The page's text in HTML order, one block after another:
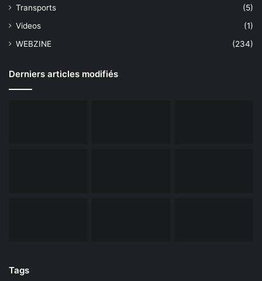
Transports
(5)
Videos
(1)
WEBZINE
(234)
Derniers articles modifiés
Tags